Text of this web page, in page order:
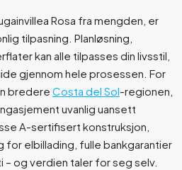
Rosa fra mengden, er
tilpasning. Planløsning,
kan alle tilpasses din livsstil,
gjennom hele prosessen. For
bredere Costa del Sol-regionen,
uvanlig uansett
A-sertifisert konstruksjon,
for elbillading, fulle bankgarantier
– og verdien taler for seg selv.